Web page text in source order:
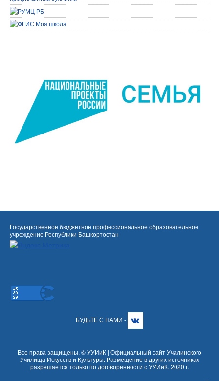
Государственное бюджетное профессиональное образовательное
учреждение Республики Башкортостан
БУДЬТЕ С НАМИ -
Все права защищены. © УУИиК | Официальный сайт Учалинского
Училища Искусств и Культуры. Размещение в других источниках
разрешается только по договоренности с УУИиК. 2020 г.